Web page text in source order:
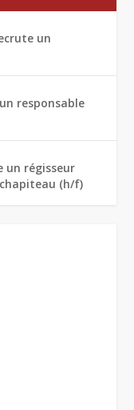
un
responsable
un régisseur
(h/f)